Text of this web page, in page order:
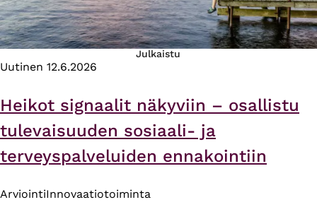
Julkaistu
Uutinen 12.6.2026
Heikot signaalit näkyviin – osallistu
tulevaisuuden sosiaali- ja
terveyspalveluiden ennakointiin
ArviointiInnovaatiotoiminta